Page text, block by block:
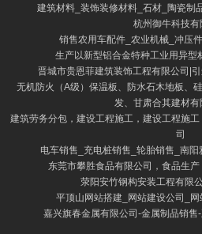
建筑材料_装饰装修材料_石材_陶瓷制
杭州御牛科技有
销售农用车配件_农业机械_冲压
生产以新型铝合金特种工业用异型
晋城市贵恩菲建筑装饰工程有限公司|
无机防火（A级）保温板、防水石木地板、
发、甘肃合其建材有
建筑劳务分包，建设工程施工，建设工程施
司
电车销售_充电桩销售_轮胎销售_南阳
东莞市攀胜食品有限公司，食品生
荥阳安竹钢构安装工程有限
平顶山网站搭建_网站建设公司_
嘉兴旗春金属有限公司-金属制品销